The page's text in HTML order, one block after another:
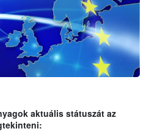
aktuális státuszát az